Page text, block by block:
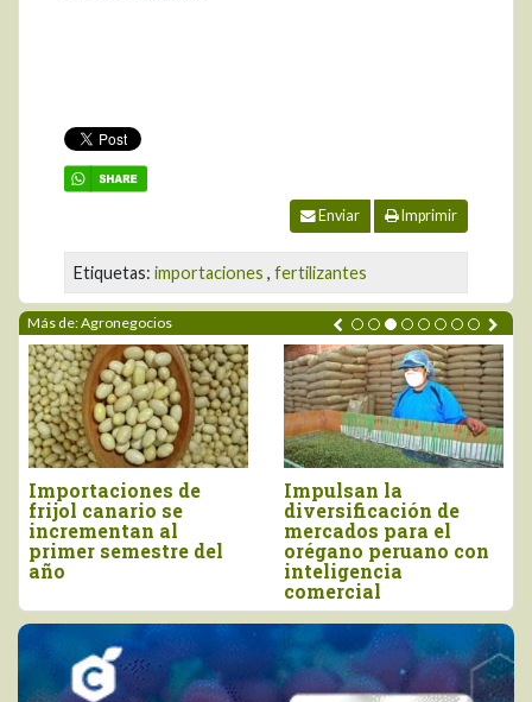
Enviar Imprimir
Etiquetas: importaciones , fertilizantes
Más de: Agronegocios
de
se
del
Impulsan la
diversificación de
mercados para el
orégano peruano con
Perú importó
más de US$
millones,
y junio